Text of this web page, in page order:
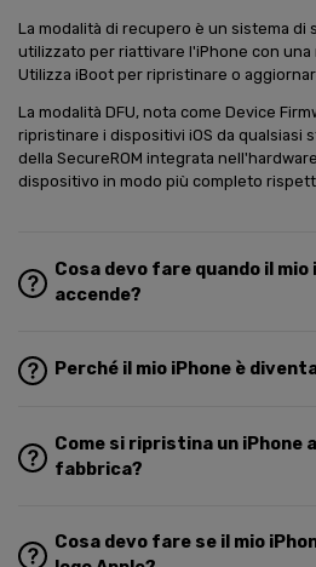
La modalità di recupero è un sistema di
utilizzato per riattivare l'iPhone con una
Utilizza iBoot per ripristinare o
La modalità DFU, nota come Device
ripristinare i dispositivi iOS da qualsiasi
della SecureROM integrata
dispositivo in modo più completo
Cosa devo fare quando il mio
accende?
Perché il mio iPhone è
Come si ripristina un iPhone
fabbrica?
Cosa devo fare se il mio